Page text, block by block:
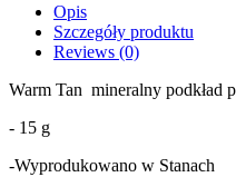
Opis
Szczegóły produktu
Reviews (0)
Warm Tan mineralny podkład
- 15 g
-Wyprodukowano w Stanach